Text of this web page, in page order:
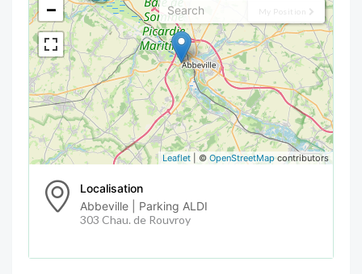
My Position
−
Leaflet | © OpenStreetMapcontributors
Localisation
Abbeville | Parking ALDI
303 Chau. de Rouvroy